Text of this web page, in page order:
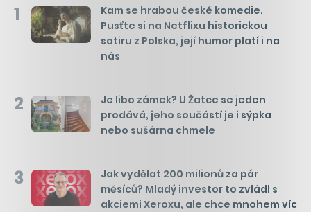
1
Kam se hrabou české komedie.
Pusťte si na Netflixu historickou
satiru z Polska, její humor platí i na
nás
2
Je libo zámek? U Žatce se jeden
prodává, jeho součástí je i sýpka
nebo sušárna chmele
3
Jak vydělat 200 milionů za pár
měsíců? Mladý investor to zvládl s
akciemi Xeroxu, ale chce mnohem víc